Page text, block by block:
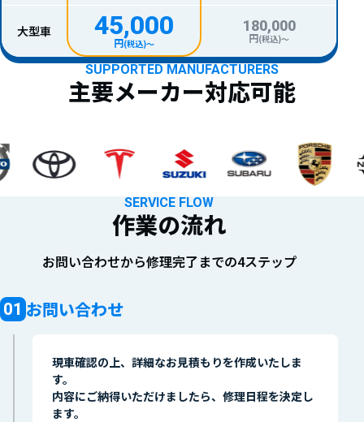
大型車 45,000
円(税込)〜
180,000
円(税込)〜
SUPPORTED MANUFACTURERS
主要メーカー対応可能
SERVICE FLOW
作業の流れ
お問い合わせから修理完了までの4ステップ
お問い合わせ
現車確認の上、詳細なお見積もりを作成いたしま
す。
内容にご納得いただけましたら、修理日程を決定し
ます。